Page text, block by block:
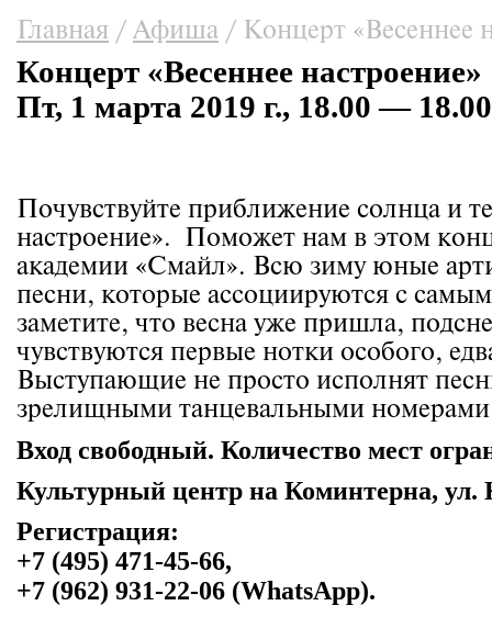
Вы здесь
Главная / Афиша / Концерт «Весеннее
Концерт «Весеннее настроение»
Пт, 1 марта 2019 г., 18.00 — 18.00
Почувствуйте приближение солнца и
настроение». Поможет нам в этом
академии «Смайл». Всю зиму юные
песни, которые ассоциируются с
заметите, что весна уже пришла,
чувствуются первые нотки особого,
Выступающие не просто исполнят
зрелищными танцевальными
Вход свободный. Количество мест
Культурный центр на Коминтерна, ул.
Регистрация:
+7 (495) 471-45-66,
+7 (962) 931-22-06 (WhatsApp).